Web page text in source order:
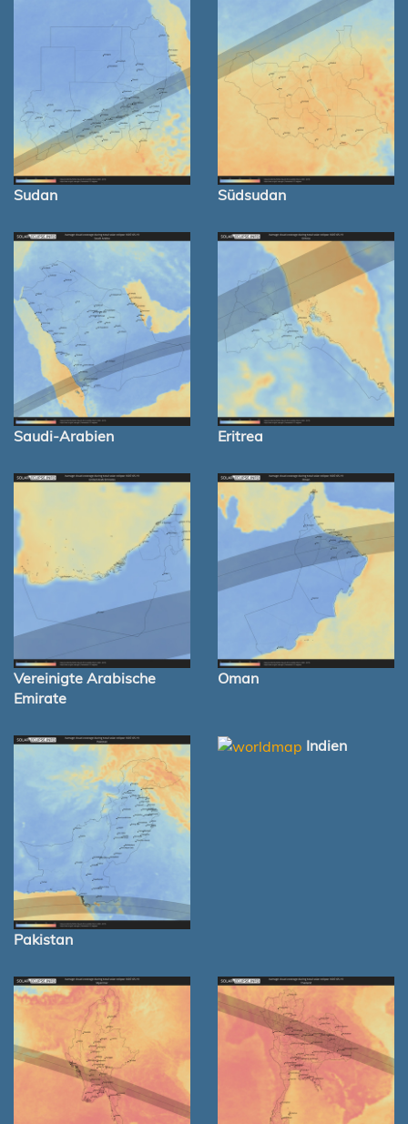
Sudan Südsudan
Saudi-Arabien Eritrea
Vereinigte Arabische
Emirate
Oman
Pakistan
Indien